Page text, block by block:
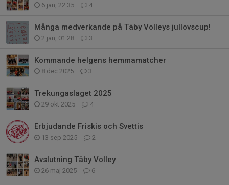
6 jan, 22:35 4
Många medverkande på Täby Volleys jullovscup!
2 jan, 01:28 3
Kommande helgens hemmamatcher
8 dec 2025 3
Trekungaslaget 2025
29 okt 2025 4
Erbjudande Friskis och Svettis
13 sep 2025 2
Avslutning Täby Volley
26 maj 2025 6